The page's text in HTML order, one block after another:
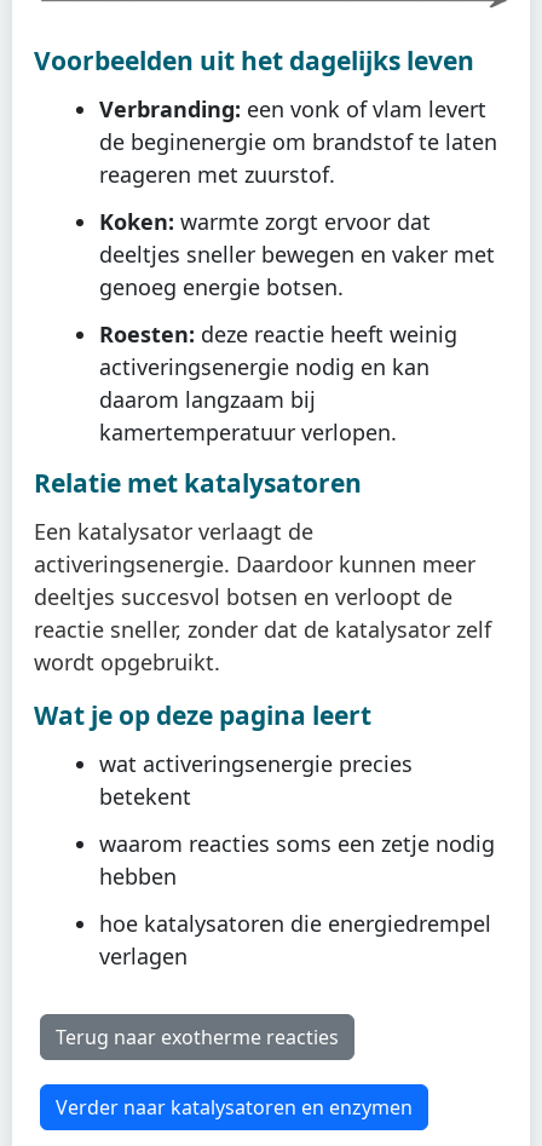
Voorbeelden uit het dagelijks leven
Verbranding: een vonk of vlam levert
de beginenergie om brandstof te laten
reageren met zuurstof.
Koken: warmte zorgt ervoor dat
deeltjes sneller bewegen en vaker met
genoeg energie botsen.
Roesten: deze reactie heeft weinig
activeringsenergie nodig en kan
daarom langzaam bij
kamertemperatuur verlopen.
Relatie met katalysatoren
Een katalysator verlaagt de
activeringsenergie. Daardoor kunnen meer
deeltjes succesvol botsen en verloopt de
reactie sneller, zonder dat de katalysator zelf
wordt opgebruikt.
Wat je op deze pagina leert
wat activeringsenergie precies
betekent
waarom reacties soms een zetje nodig
hebben
hoe katalysatoren die energiedrempel
verlagen
Terug naar exotherme reacties
Verder naar katalysatoren en enzymen